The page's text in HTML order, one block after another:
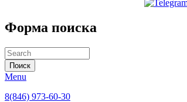
Форма поиска
Menu
8(846) 973-60-30